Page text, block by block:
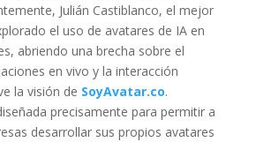
Julián Castiblanco, el mejor
el uso de avatares de IA en
abriendo una brecha sobre el
en vivo y la interacción
la visión de SoyAvatar.co.
precisamente para permitir a
desarrollar sus propios avatares